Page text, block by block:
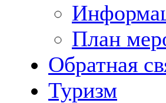
План
Обратная
Туризм